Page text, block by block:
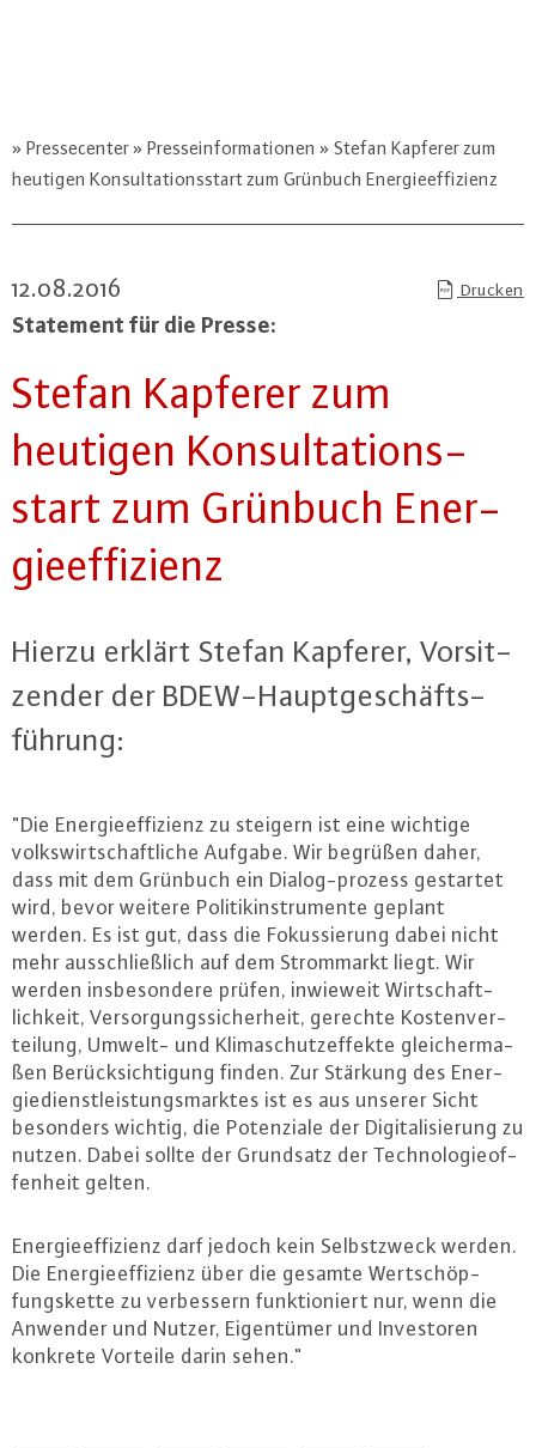
Pressecenter Presseinformationen
Stefan Kapferer zum
heutigen Konsultationsstart zum Grünbuch Energieeffizienz
12.08.2016 Drucken
Statement für die Presse:
Stefan Kapferer zum
heutigen Kon­sul­ta­ti­ons­
start zum Grünbuch En­er­
gie­ef­fi­zi­enz
Hierzu erklärt Stefan Kapferer, Vor­sit­
zen­der der BDEW-Haupt­ge­schäfts­
füh­rung:
"Die En­er­gie­ef­fi­zi­enz zu steigern ist eine wichtige
volks­wirt­schaft­li­che Aufgabe. Wir begrüßen daher,
dass mit dem Grünbuch ein Dia­log-pro­zess gestartet
wird, bevor weitere Po­li­tik­in­stru­men­te geplant
werden. Es ist gut, dass die Fo­kus­sie­rung dabei nicht
mehr aus­schließ­lich auf dem Strom­markt liegt. Wir
werden ins­be­son­de­re prüfen, inwieweit Wirt­schaft­
lich­keit, Ver­sor­gungs­si­cher­heit, gerechte Kos­ten­ver­
tei­lung, Umwelt- und Kli­ma­schutz­ef­fek­te glei­cher­ma­
ßen Be­rück­sich­ti­gung finden. Zur Stärkung des En­er­
gie­dienst­leis­tungs­mark­tes ist es aus unserer Sicht
besonders wichtig, die Po­ten­zia­le der Di­gi­ta­li­sie­rung zu
nutzen. Dabei sollte der Grundsatz der Tech­no­lo­gie­of­
fen­heit gelten.
En­er­gie­ef­fi­zi­enz darf jedoch kein Selbst­zweck werden.
Die En­er­gie­ef­fi­zi­enz über die gesamte Wert­schöp­
fungs­ket­te zu ver­bes­sern funk­tio­niert nur, wenn die
Anwender und Nutzer, Ei­gen­tü­mer und In­ves­to­ren
konkrete Vorteile darin sehen."